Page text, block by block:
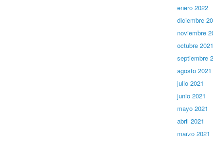
enero 2022
diciembre
noviembre
octubre 2021
septiembre
agosto 2021
julio 2021
junio 2021
mayo 2021
abril 2021
marzo 2021